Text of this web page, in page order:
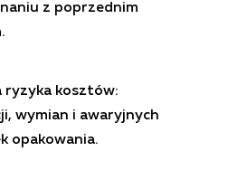
z poprzednim
ryzyka kosztów:
wymian i awaryjnych
opakowania.